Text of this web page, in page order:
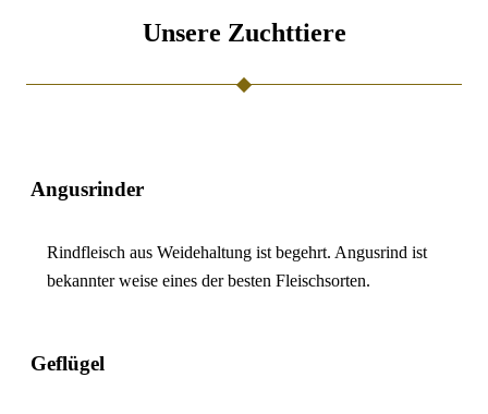
Unsere Zuchttiere
Angusrinder
Rindfleisch aus Weidehaltung ist begehrt. Angusrind ist
bekannter weise eines der besten Fleischsorten.
Geflügel